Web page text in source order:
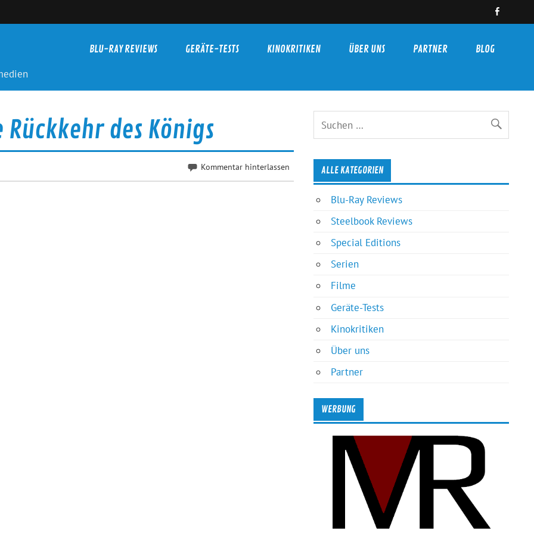
BLU-RAY REVIEWS GERÄTE-TESTS KINOKRITIKEN ÜBER UNS PARTNER BLOG
des Königs
Kommentar hinterlassen ALLE KATEGORIEN
Blu-Ray Reviews
Steelbook Reviews
Special Editions
Serien
Filme
Geräte-Tests
Kinokritiken
Über uns
Partner
WERBUNG